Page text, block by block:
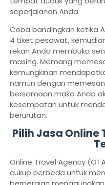
seperjalanan Anda.
Coba bandingkan ketika
4 tiket pesawat,
rekan Anda membuka
masing. Memang
kemungkinan
namun dengan
bersamaan maka Anda
kesempatan untuk
berurutan.
Pilih Jasa Online
Online Travel Agency
cukup berbeda untuk